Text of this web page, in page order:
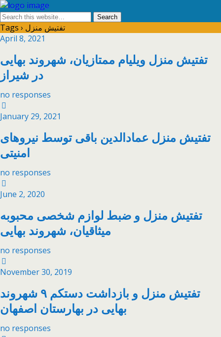
Tags › تفتیش منزل
April 8, 2021
تفتیش منزل ویلیام ممتازیان، شهروند بهایی
در شیراز
no responses
January 29, 2021
تفتیش منزل عمادالدین باقی توسط نیروهای
امنیتی
no responses
June 2, 2020
تفتیش منزل و ضبط لوازم شخصی محبوبه
میثاقیان، شهروند بهایی
no responses
November 30, 2019
تفتیش منزل و بازداشت دستکم ۹ شهروند
بهایی در بهارستان اصفهان
no responses